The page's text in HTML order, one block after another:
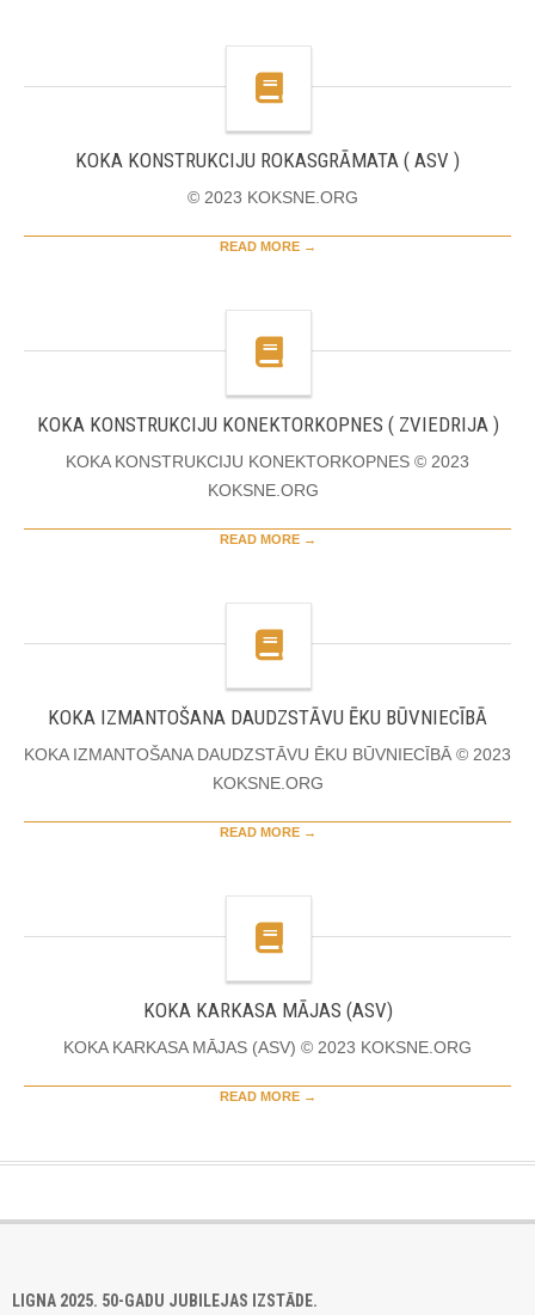
KOKA KONSTRUKCIJU ROKASGRĀMATA ( ASV )
© 2023 KOKSNE.ORG
READ MORE →
KOKA KONSTRUKCIJU KONEKTORKOPNES ( ZVIEDRIJA )
KOKA KONSTRUKCIJU KONEKTORKOPNES © 2023
KOKSNE.ORG
READ MORE →
KOKA IZMANTOŠANA DAUDZSTĀVU ĒKU BŪVNIECĪBĀ
KOKA IZMANTOŠANA DAUDZSTĀVU ĒKU BŪVNIECĪBĀ © 2023
KOKSNE.ORG
READ MORE →
KOKA KARKASA MĀJAS (ASV)
KOKA KARKASA MĀJAS (ASV) © 2023 KOKSNE.ORG
READ MORE →
LIGNA 2025. 50-GADU JUBILEJAS IZSTĀDE.